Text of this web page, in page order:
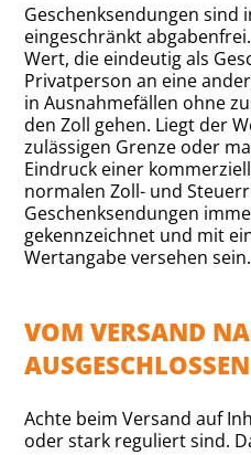
Geschenksendungen sind
eingeschränkt
Wert, die eindeutig als
Privatperson an eine
in Ausnahmefällen ohne
den Zoll gehen. Liegt der
zulässigen Grenze oder
Eindruck einer
normalen Zoll- und
Geschenksendungen
gekennzeichnet und mit
Wertangabe versehen sein.
VOM VERSAND
Achte beim Versand auf
oder stark reguliert sind.